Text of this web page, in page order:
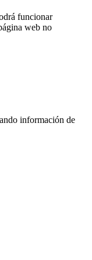
funcionar
web no
información de